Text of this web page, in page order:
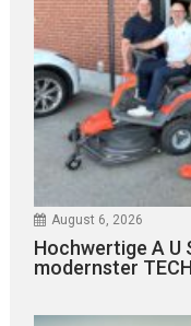
August 6, 2026
Hochwertige A U
modernster